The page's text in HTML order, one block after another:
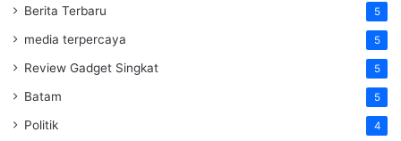
Berita Terbaru 5
media terpercaya 5
Review Gadget Singkat 5
Batam 5
Politik 4